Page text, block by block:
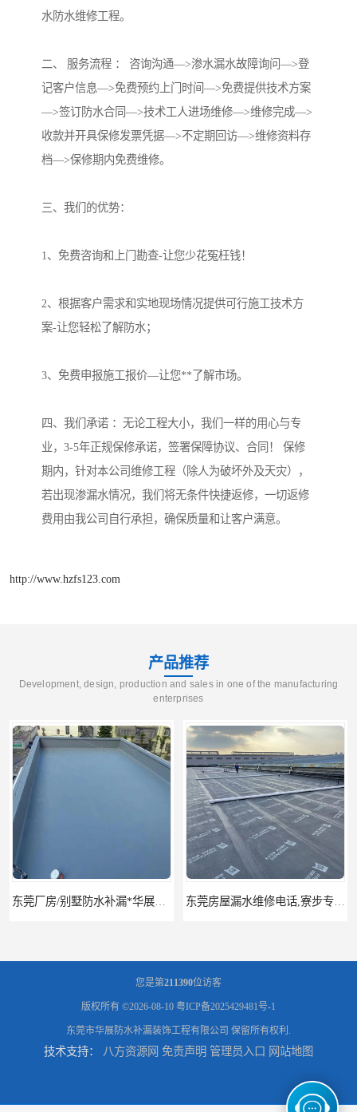
水防水维修工程。
二、 服务流程 ： 咨询沟通—>渗水漏水故障询问—>登
记客户信息—>免费预约上门时间—>免费提供技术方案
—>签订防水合同—>技术工人进场维修—>维修完成—>
收款并开具保修发票凭据—>不定期回访—>维修资料存
档—>保修期内免费维修。
三、我们的优势：
1、免费咨询和上门勘查-让您少花冤枉钱！
2、根据客户需求和实地现场情况提供可行施工技术方
案-让您轻松了解防水；
3、免费申报施工报价—让您**了解市场。
四、我们承诺 ：无论工程大小，我们一样的用心与专
业，3-5年正规保修承诺，签署保障协议、合同！ 保修
期内，针对本公司维修工程（除人为破坏外及天灾），
若出现渗漏水情况，我们将无条件快捷返修，一切返修
费用由我公司自行承担，确保质量和让客户满意。
http://www.hzfs123.com
产品推荐
Development, design, production and sales in one of the manufacturing
enterprises
东莞厂房/别墅防水补漏*华展防水，技术全面、专业靠谱 东莞房屋漏水维修电话,寮步专业房屋防水补漏，专业厂房渗漏水维修
东莞厚街厂房防水补漏-楼面-铁皮房-卫生间-外墙漏水维修 东莞厚街专业厂房防水补漏选华展防水，质量好不复漏，省钱省力更省心
您是第211390位访客
版权所有 ©2026-08-10 粤ICP备2025429481号-1
东莞市华展防水补漏装饰工程有限公司 保留所有权利.
技术支持： 八方资源网 免责声明 管理员入口 网站地图